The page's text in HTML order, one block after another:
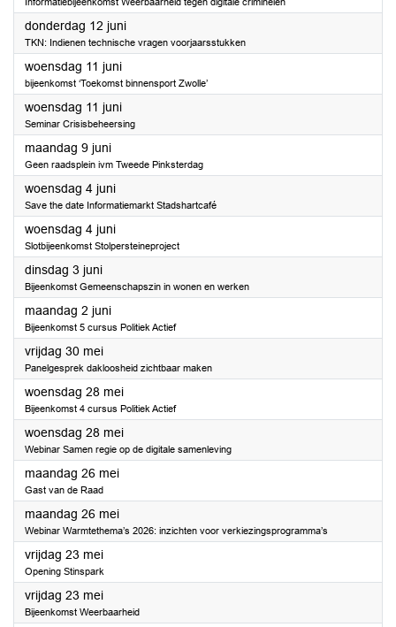
donderdag 12 juni2025
TKN: Indienen technische vragen voorjaarsstukken
woensdag 11 juni2025
bijeenkomst ‘Toekomst binnensport Zwolle’
woensdag 11 juni2025
Seminar Crisisbeheersing
maandag 9 juni2025
Geen raadsplein ivm Tweede Pinksterdag
woensdag 4 juni2025
Save the date Informatiemarkt Stadshartcafé
woensdag 4 juni2025
Slotbijeenkomst Stolpersteineproject
dinsdag 3 juni2025
Bijeenkomst Gemeenschapszin in wonen en werken
maandag 2 juni2025
Bijeenkomst 5 cursus Politiek Actief
vrijdag 30 mei2025
Panelgesprek dakloosheid zichtbaar maken
woensdag 28 mei2025
Bijeenkomst 4 cursus Politiek Actief
woensdag 28 mei2025
Webinar Samen regie op de digitale samenleving
maandag 26 mei2025
Gast van de Raad
maandag 26 mei2025
Webinar Warmtethema’s 2026: inzichten voor verkiezingsprogramma’s
vrijdag 23 mei2025
Opening Stinspark
vrijdag 23 mei2025
Bijeenkomst Weerbaarheid